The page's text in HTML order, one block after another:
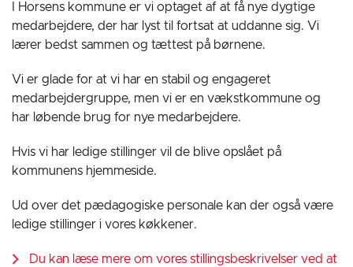
I Horsens kommune er vi optaget af at få nye dygtige
medarbejdere, der har lyst til fortsat at uddanne sig. Vi
lærer bedst sammen og tættest på børnene.
Vi er glade for at vi har en stabil og engageret
medarbejdergruppe, men vi er en vækstkommune og
har løbende brug for nye medarbejdere.
Hvis vi har ledige stillinger vil de blive opslået på
kommunens hjemmeside.
Ud over det pædagogiske personale kan der også være
ledige stillinger i vores køkkener.
Du kan læse mere om vores stillingsbeskrivelser ved at